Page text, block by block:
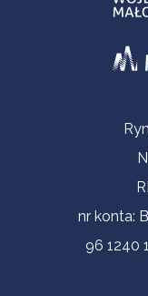
Informacje
nr konta:
96 1240